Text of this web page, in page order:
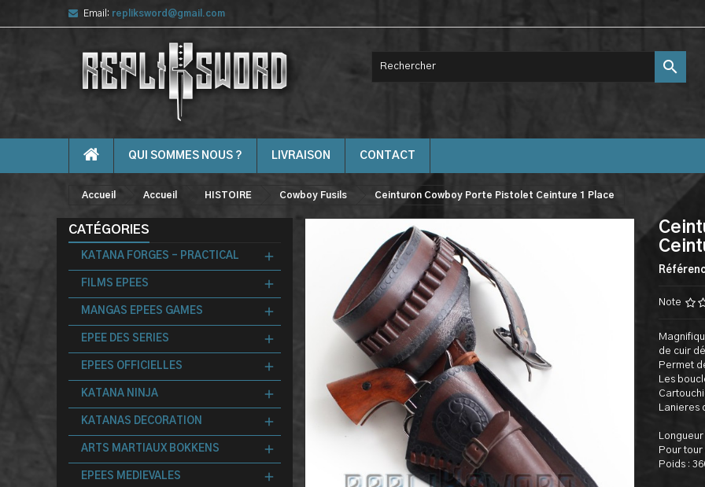
Email: repliksword@gmail.com

QUI SOMMES NOUS ? LIVRAISON CONTACT
Accueil Accueil HISTOIRE Cowboy Fusils Ceinturon Cowboy Porte Pistolet Ceinture 1 Place
CATÉGORIES
KATANA FORGES - PRACTICAL
FILMS EPEES
MANGAS EPEES GAMES
EPEE DES SERIES
EPEES OFFICIELLES
KATANA NINJA
KATANAS DECORATION
ARTS MARTIAUX BOKKENS
EPEES MEDIEVALES
Note
de cuir
Permet
Les
Lanieres
Pour tour
Poids :